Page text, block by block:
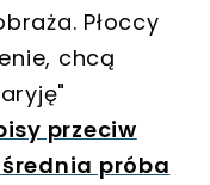
Płoccy
chcą
przeciw
próba